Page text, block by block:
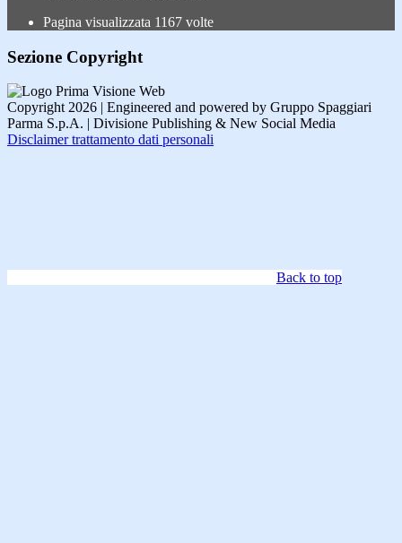
Pagina visualizzata 1167 volte
Sezione Copyright
Copyright 2026 | Engineered and powered by Gruppo Spaggiari
Parma S.p.A. | Divisione Publishing & New Social Media
Disclaimer trattamento dati personali
Back to top